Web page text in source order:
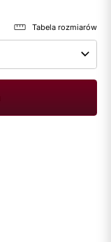
Tabela rozmiarów